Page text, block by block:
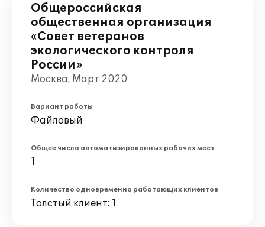
Общероссийская
общественная организация
«Совет ветеранов
экологического контроля
России»
Москва, Март 2020
Вариант работы
Файловый
Общее число автоматизированных рабочих мест
1
Количество одновременно работающих клиентов
Толстый клиент: 1